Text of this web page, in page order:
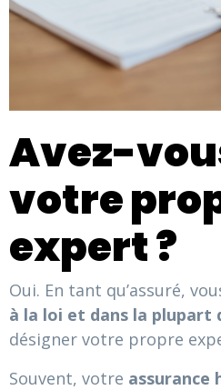
Avez-
votre
expert ?
Oui. En tant qu’assuré,
à la loi et dans la plupart
désigner votre propre
Souvent, votre assurance